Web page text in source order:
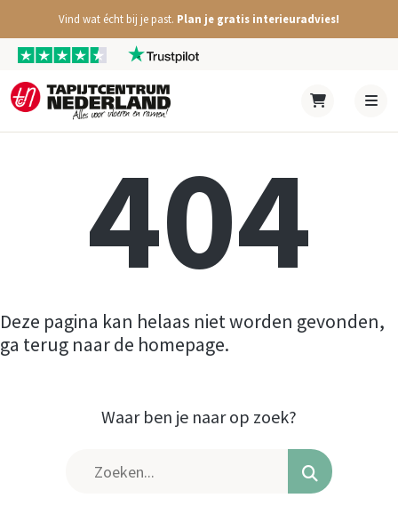
Vind wat écht bij je past. Plan je gratis interieuradvies!
404
Deze pagina kan helaas niet worden gevonden,
ga terug naar de homepage.
Waar ben je naar op zoek?